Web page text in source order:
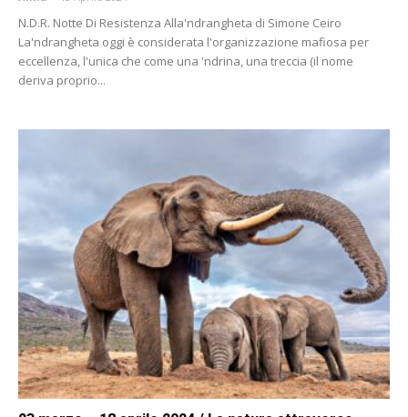
N.D.R. Notte Di Resistenza Alla'ndrangheta di Simone Ceiro
La'ndrangheta oggi è considerata l'organizzazione mafiosa per
eccellenza, l'unica che come una 'ndrina, una treccia (il nome
deriva proprio...